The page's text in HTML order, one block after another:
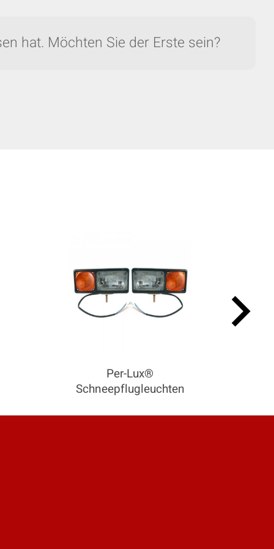
hat. Möchten Sie der Erste sein?
Per-Lux®
Schneepflugleuchten
keyboard_arrow_right